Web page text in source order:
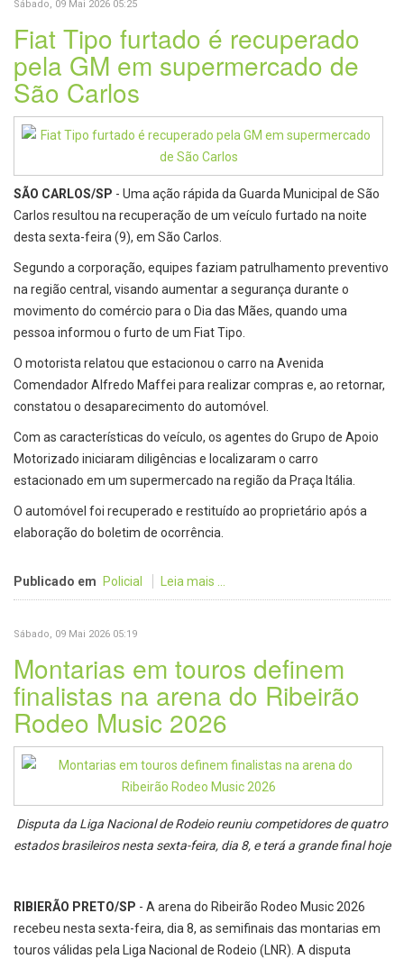
Sábado, 09 Mai 2026 05:25
Fiat Tipo furtado é recuperado
pela GM em supermercado de
São Carlos
SÃO CARLOS/SP - Uma ação rápida da Guarda Municipal de São
Carlos resultou na recuperação de um veículo furtado na noite
desta sexta-feira (9), em São Carlos.
Segundo a corporação, equipes faziam patrulhamento preventivo
na região central, visando aumentar a segurança durante o
movimento do comércio para o Dia das Mães, quando uma
pessoa informou o furto de um Fiat Tipo.
O motorista relatou que estacionou o carro na Avenida
Comendador Alfredo Maffei para realizar compras e, ao retornar,
constatou o desaparecimento do automóvel.
Com as características do veículo, os agentes do Grupo de Apoio
Motorizado iniciaram diligências e localizaram o carro
estacionado em um supermercado na região da Praça Itália.
O automóvel foi recuperado e restituído ao proprietário após a
elaboração do boletim de ocorrência.
Publicado em Policial Leia mais ...
Sábado, 09 Mai 2026 05:19
Montarias em touros definem
finalistas na arena do Ribeirão
Rodeo Music 2026
Disputa da Liga Nacional de Rodeio reuniu competidores de quatro
estados brasileiros nesta sexta-feira, dia 8, e terá a grande final hoje
RIBIERÃO PRETO/SP - A arena do Ribeirão Rodeo Music 2026
recebeu nesta sexta-feira, dia 8, as semifinais das montarias em
touros válidas pela Liga Nacional de Rodeio (LNR). A disputa